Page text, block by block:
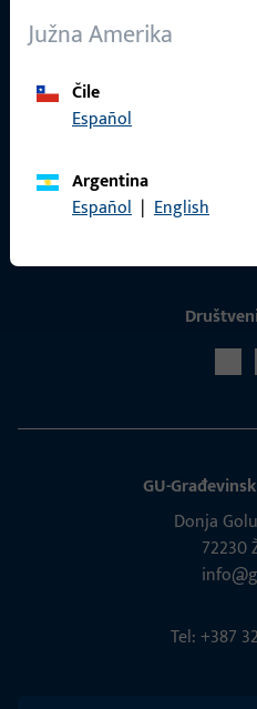
Južna Amerika
Čile
Español
Argentina
Español | English
GU-
Donja
72230
Tel: +387